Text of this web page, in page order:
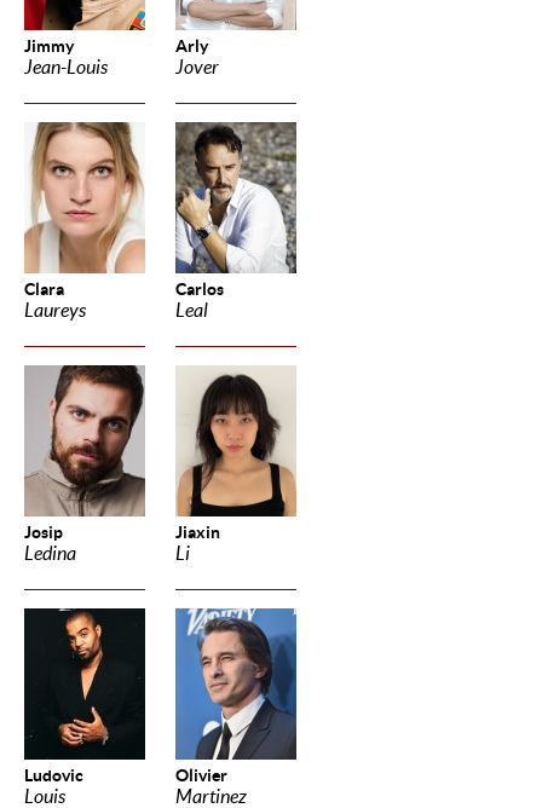
Jimmy
Jean-Louis
Arly
Jover
Clara
Laureys
Carlos
Leal
Josip
Ledina
Jiaxin
Li
Ludovic
Louis
Olivier
Martinez